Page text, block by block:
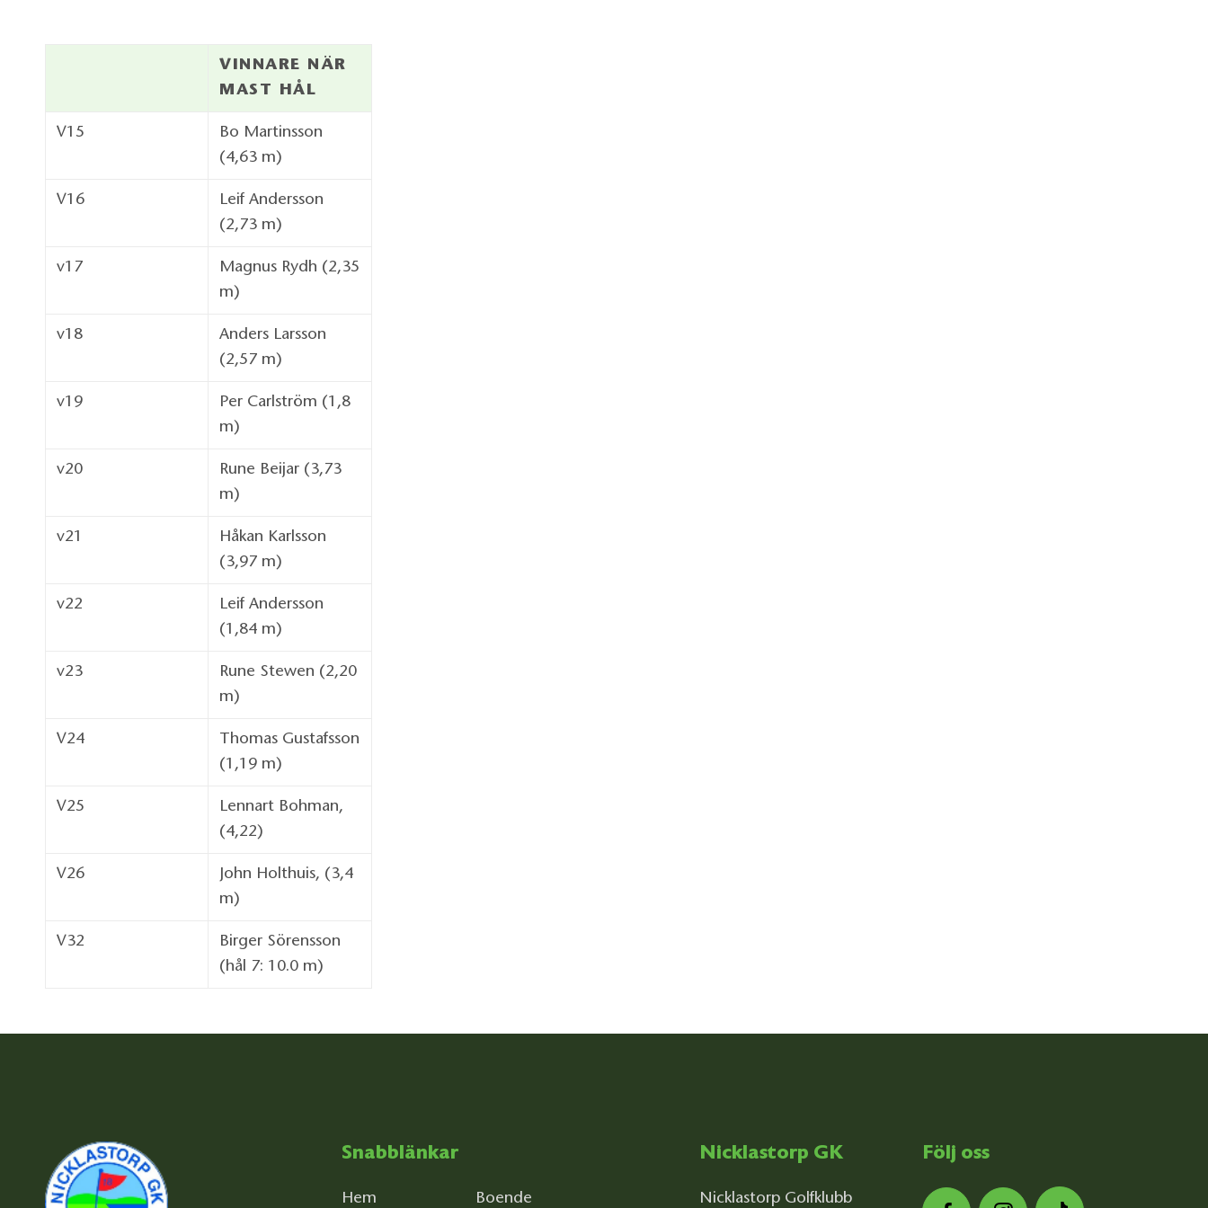
VINNARE NÄR
MAST HÅL
V15
Bo Martinsson
(4,63 m)
V16
Leif Andersson
(2,73 m)
v17
Magnus Rydh (2,35
m)
v18
Anders Larsson
(2,57 m)
v19
Per Carlström (1,8
m)
v20
Rune Beijar (3,73
m)
v21
Håkan Karlsson
(3,97 m)
v22
Leif Andersson
(1,84 m)
v23
Rune Stewen (2,20
m)
V24
Thomas Gustafsson
(1,19 m)
V25
Lennart Bohman,
(4,22)
V26
John Holthuis, (3,4
m)
V32
Birger Sörensson
(hål 7: 10.0 m)
Snabblänkar
Hem Boende
Nicklastorp GK
Nicklastorp Golfklubb
Följ oss